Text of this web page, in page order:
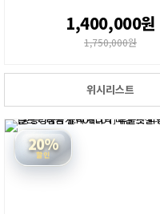
1,400,000원
1,750,000원
위시리스트
20%
할인